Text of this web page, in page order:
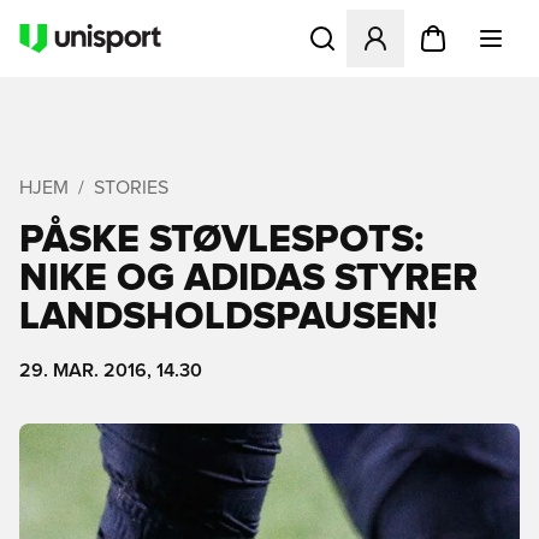
Åbner en Modal til at
HJEM STORIES
PÅSKE STØVLESPOTS:
NIKE OG ADIDAS STYRER
LANDSHOLDSPAUSEN!
29. MAR. 2016, 14.30